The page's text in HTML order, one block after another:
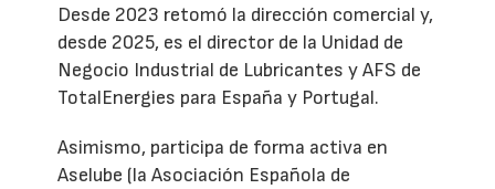
Desde 2023 retomó la dirección comercial y,
desde 2025, es el director de la Unidad de
Negocio Industrial de Lubricantes y AFS de
TotalEnergies para España y Portugal.
Asimismo, participa de forma activa en
Aselube (la Asociación Española de